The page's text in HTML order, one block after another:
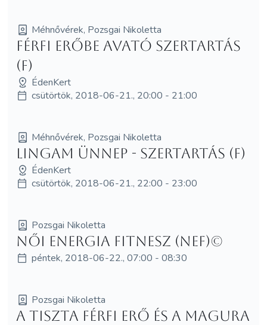
Méhnővérek, Pozsgai Nikoletta
Férfi Erőbe Avató szertartás
(F)
ÉdenKert
csütörtök, 2018-06-21., 20:00 - 21:00
Méhnővérek, Pozsgai Nikoletta
Lingam Ünnep - szertartás (F)
ÉdenKert
csütörtök, 2018-06-21., 22:00 - 23:00
Pozsgai Nikoletta
Női Energia Fitnesz (NEF)©
péntek, 2018-06-22., 07:00 - 08:30
Pozsgai Nikoletta
A Tiszta Férfi Erő és a MagUra